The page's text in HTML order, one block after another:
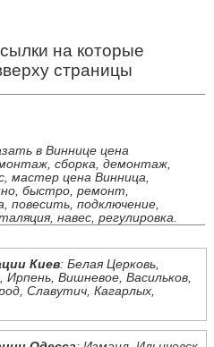
на которые
страницы
в Виннице цена
сборка, демонтаж,
мастер цена Винница,
быстро, ремонт,
повесить, подключение,
навес, регулировка.
Киев: Белая Церковь,
Вишневое, Васильков,
Славутич, Кагарлых,